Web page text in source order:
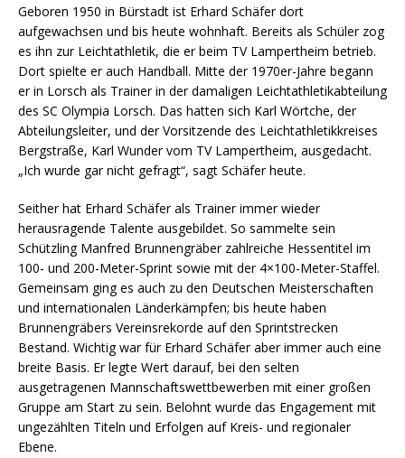
Geboren 1950 in Bürstadt ist Erhard Schäfer dort
aufgewachsen und bis heute wohnhaft. Bereits als Schüler zog
es ihn zur Leichtathletik, die er beim TV Lampertheim betrieb.
Dort spielte er auch Handball. Mitte der 1970er-Jahre begann
er in Lorsch als Trainer in der damaligen Leichtathletikabteilung
des SC Olympia Lorsch. Das hatten sich Karl Wörtche, der
Abteilungsleiter, und der Vorsitzende des Leichtathletikkreises
Bergstraße, Karl Wunder vom TV Lampertheim, ausgedacht.
„Ich wurde gar nicht gefragt“, sagt Schäfer heute.
Seither hat Erhard Schäfer als Trainer immer wieder
herausragende Talente ausgebildet. So sammelte sein
Schützling Manfred Brunnengräber zahlreiche Hessentitel im
100- und 200-Meter-Sprint sowie mit der 4×100-Meter-Staffel.
Gemeinsam ging es auch zu den Deutschen Meisterschaften
und internationalen Länderkämpfen; bis heute haben
Brunnengräbers Vereinsrekorde auf den Sprintstrecken
Bestand. Wichtig war für Erhard Schäfer aber immer auch eine
breite Basis. Er legte Wert darauf, bei den selten
ausgetragenen Mannschaftswettbewerben mit einer großen
Gruppe am Start zu sein. Belohnt wurde das Engagement mit
ungezählten Titeln und Erfolgen auf Kreis- und regionaler
Ebene.